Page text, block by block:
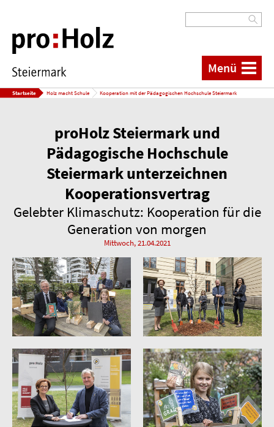
Menü
Startseite Holz macht Schule Kooperation mit der Pädagogischen Hochschule Steiermark
proHolz Steiermark und
Pädagogische Hochschule
Steiermark unterzeichnen
Kooperationsvertrag
Gelebter Klimaschutz: Kooperation für die
Generation von morgen
Mittwoch, 21.04.2021